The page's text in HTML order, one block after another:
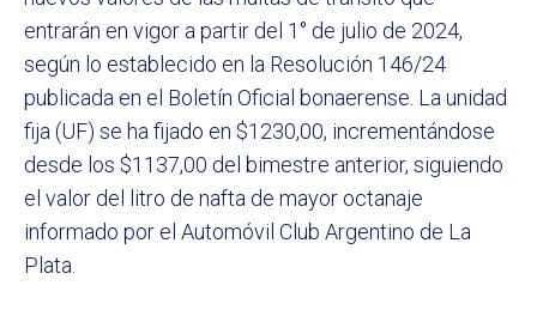
entrarán en vigor a partir del 1° de julio de 2024,
según lo establecido en la Resolución 146/24
publicada en el Boletín Oficial bonaerense. La unidad
fija (UF) se ha fijado en $1230,00, incrementándose
desde los $1137,00 del bimestre anterior, siguiendo
el valor del litro de nafta de mayor octanaje
informado por el Automóvil Club Argentino de La
Plata.